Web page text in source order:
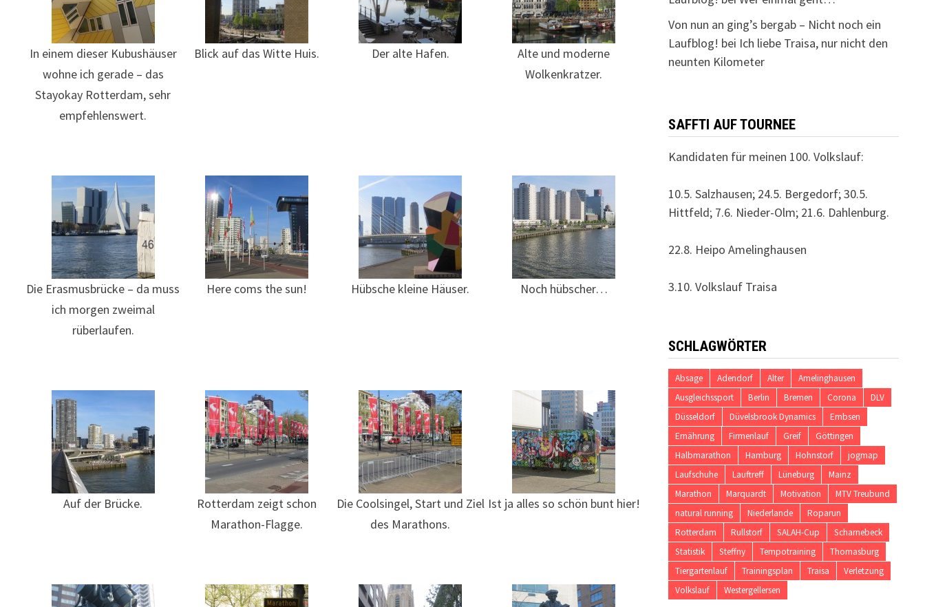
In einem dieser Kubushäuser
wohne ich gerade – das
Stayokay Rotterdam, sehr
empfehlenswert.
Blick auf das Witte Huis. Der alte Hafen.
Alte und moderne
Wolkenkratzer.
Die Erasmusbrücke – da muss
ich morgen zweimal
rüberlaufen.
Here coms the sun! Hübsche kleine Häuser. Noch hübscher…
Auf der Brücke.
Rotterdam zeigt schon
Marathon-Flagge.
Die Coolsingel, Start und Ziel
des Marathons.
Ist ja alles so schön bunt hier!
Von nun an ging’s bergab – Nicht noch ein
Laufblog! bei Ich liebe Traisa, nur nicht den
neunten Kilometer
SAFFTI AUF TOURNEE
Kandidaten für meinen 100. Volkslauf:
10.5. Salzhausen; 24.5. Bergedorf; 30.5.
Hittfeld; 7.6. Nieder-Olm; 21.6. Dahlenburg.
22.8. Heipo Amelinghausen
3.10. Volkslauf Traisa
SCHLAGWÖRTER
Absage Adendorf Alter
Amelinghausen
Ausgleichssport
Berlin Bremen Corona
DLV
Düsseldorf
Düvelsbrook Dynamics
Embsen
Ernährung
Firmenlauf Greif
Göttingen
Halbmarathon
Hamburg Hohnstorf
jogmap
Laufschuhe
Lauftreff Lüneburg
Mainz
Marathon
Marquardt Motivation
MTV Treubund
natural running
Niederlande
Roparun
Rotterdam
Rullstorf SALAH-Cup
Scharnebeck
Statistik
Steffny Tempotraining
Thomasburg
Tiergartenlauf
Trainingsplan Traisa
Verletzung
Volkslauf
Westergellersen